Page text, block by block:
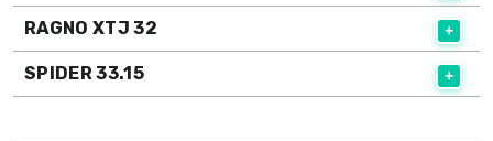
RAGNO XTJ 32
SPIDER 33.15